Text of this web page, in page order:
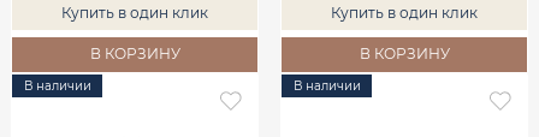
Купить в один клик
В КОРЗИНУ
Купить в один клик
В КОРЗИНУ
В наличии В наличии